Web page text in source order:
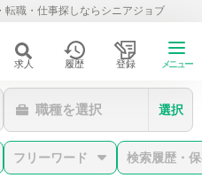
転職・仕事探しならシニアジョブ
求人 履歴 登録 メニュー
職種を選択 選択
フリーワード 検索履歴・